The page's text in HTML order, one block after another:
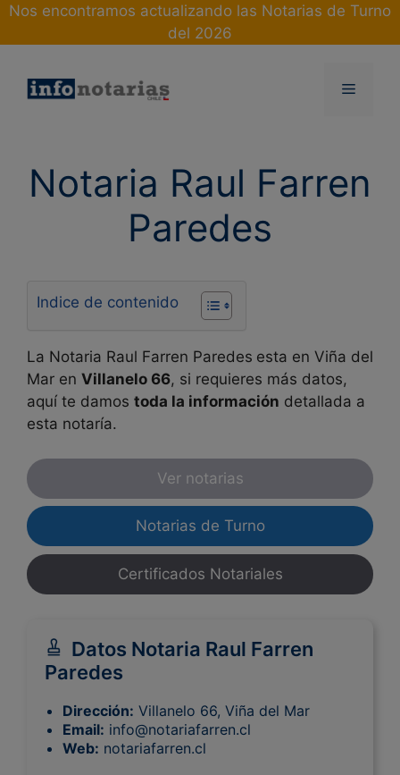
Skip
Nos encontramos actualizando las Notarias de Turno
del 2026
Menu
Notaria Raul Farren
Paredes
Indice de contenido
La Notaria Raul Farren Paredes esta en Viña del
Mar en Villanelo 66, si requieres más datos,
aquí te damos toda la información detallada a
esta notaría.
Ver notarias
Notarias de Turno
Certificados Notariales
Datos Notaria Raul Farren
Paredes
Dirección: Villanelo 66, Viña del Mar
Email: info@notariafarren.cl
Web: notariafarren.cl